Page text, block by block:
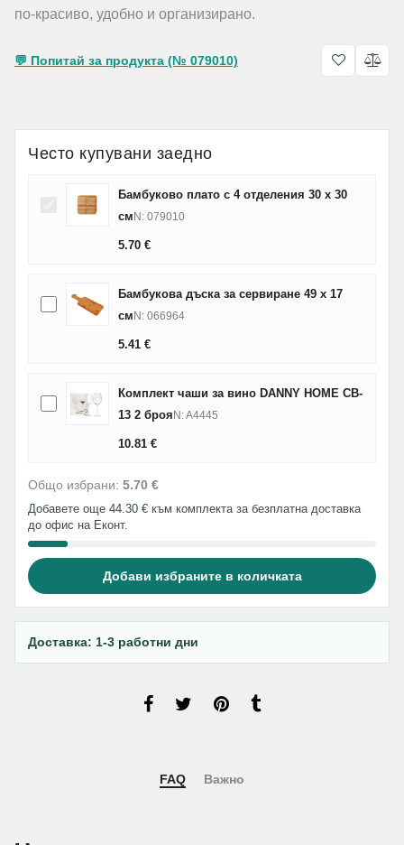
по-красиво, удобно и организирано.
💬 Попитай за продукта (№ 079010)
Често купувани заедно
Бамбуково плато с 4 отделения 30 x 30
смN: 079010
5.70 €
Бамбукова дъска за сервиране 49 х 17
смN: 066964
5.41 €
Комплект чаши за вино DANNY HOME CB-
13 2 брояN: A4445
10.81 €
Общо избрани: 5.70 €
Добавете още 44.30 € към комплекта за безплатна доставка
до офис на Еконт.
Добави избраните в количката
Доставка: 1-3 работни дни
FAQ Важно